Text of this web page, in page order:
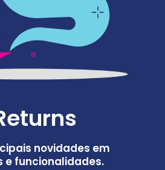
novidades em
e funcionalidades.